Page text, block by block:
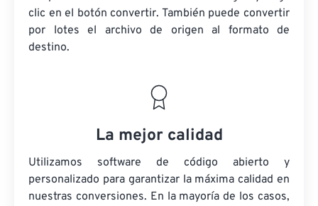
clic en el botón convertir. También puede convertir
por lotes el archivo de origen al formato de
destino.
La mejor calidad
Utilizamos software de código abierto y
personalizado para garantizar la máxima calidad en
nuestras conversiones. En la mayoría de los casos,